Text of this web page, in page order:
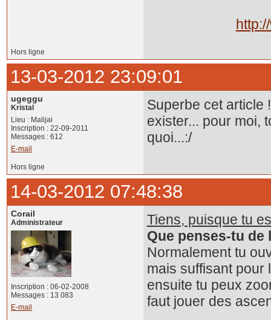
Hors ligne
13-03-2012 23:09:01
ugeggu
Kristal
Lieu : Malijai
Inscription : 22-09-2011
Messages : 612
E-mail
Superbe cet article
exister... pour moi,
quoi...:/
Hors ligne
14-03-2012 07:48:38
Corail
Administrateur
Inscription : 06-02-2008
Messages : 13 083
E-mail
Tiens, puisque tu
Que penses-tu de
Normalement tu
mais suffisant pour
ensuite tu peux
faut jouer des